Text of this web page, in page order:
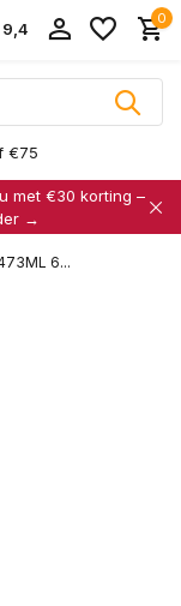
9,4
0
€75
met €30 korting –
→
6...